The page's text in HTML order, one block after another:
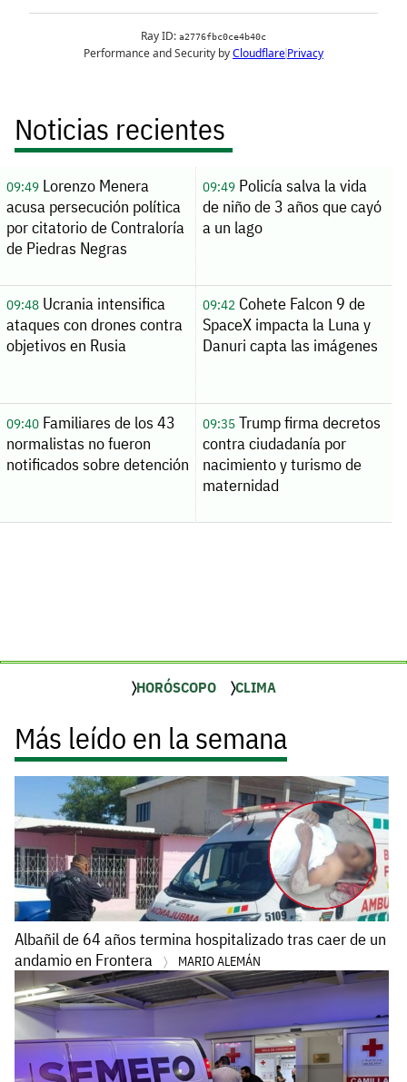
Noticias recientes
09:49Lorenzo Menera
acusa persecución política
por citatorio de Contraloría
de Piedras Negras
09:49Policía salva la vida
de niño de 3 años que cayó
a un lago
09:48Ucrania intensifica
ataques con drones contra
objetivos en Rusia
09:42Cohete Falcon 9 de
SpaceX impacta la Luna y
Danuri capta las imágenes
09:40Familiares de los 43
normalistas no fueron
notificados sobre detención
09:35Trump firma decretos
contra ciudadanía por
nacimiento y turismo de
maternidad
HORÓSCOPO CLIMA
Más leído en la semana
Albañil de 64 años termina hospitalizado tras caer de un
andamio en Frontera
MARIO ALEMÁN